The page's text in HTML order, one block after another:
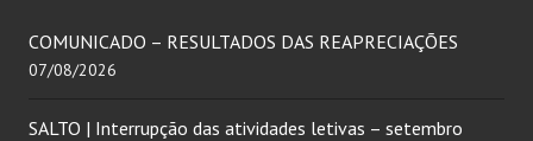
COMUNICADO – RESULTADOS DAS REAPRECIAÇÕES
07/08/2026
SALTO | Interrupção das atividades letivas – setembro